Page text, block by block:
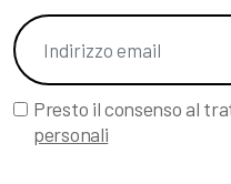
Presto il consenso al
personali